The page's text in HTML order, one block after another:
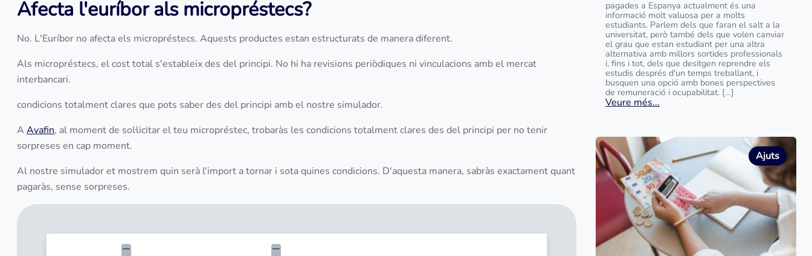
Afecta l'euríbor als micropréstecs?
No. L'Euríbor no afecta els micropréstecs. Aquests productes estan estructurats de manera diferent.
Als micropréstecs, el cost total s'estableix des del principi. No hi ha revisions periòdiques ni vinculacions amb el mercat
interbancari.
condicions totalment clares que pots saber des del principi amb el nostre simulador.
A Avafin, al moment de sol·licitar el teu micropréstec, trobaràs les condicions totalment clares des del principi per no tenir
sorpreses en cap moment.
Al nostre simulador et mostrem quin serà l'import a tornar i sota quines condicions. D'aquesta manera, sabràs exactament quant
pagaràs, sense sorpreses.
pagades a Espanya actualment és una
informació molt valuosa per a molts
estudiants. Parlem dels que faran el salt a la
universitat, però també dels que volen canviar
el grau que estan estudiant per una altra
alternativa amb millors sortides professionals
i, fins i tot, dels que desitgen reprendre els
estudis després d'un temps treballant, i
busquen una opció amb bones perspectives
de remuneració i ocupabilitat. […]
Veure més...
Ajuts